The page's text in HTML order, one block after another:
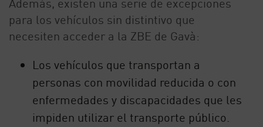
Además, existen una serie de excepciones
para los vehículos sin distintivo que
necesiten acceder a la ZBE de Gavà:
Los vehículos que transportan a
personas con movilidad reducida o con
enfermedades y discapacidades que les
impiden utilizar el transporte público.